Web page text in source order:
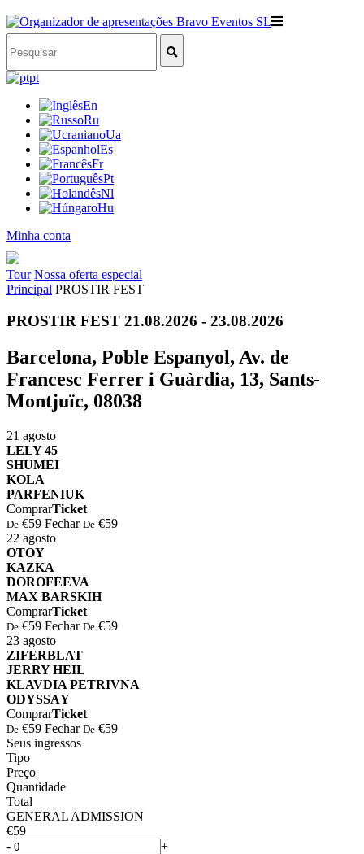
pt
En
Ru
Ua
Es
Fr
Pt
Nl
Hu
Minha conta
Tour Nossa oferta especial
Principal PROSTIR FEST
PROSTIR FEST 21.08.2026 - 23.08.2026
Barcelona, Poble Espanyol, Av. de
Francesc Ferrer i Guàrdia, 13, Sants-
Montjuïc, 08038
21 agosto
⁠⁠LELY 45
⁠SHUMEI
⁠KOLA
⁠⁠PARFENIUK
ComprarTicket
De €59 Fechar De €59
22 agosto
OTOY
KAZKA
DOROFEEVA
MAX BARSKIH
ComprarTicket
De €59 Fechar De €59
23 agosto
⁠ZIFERBLAT
⁠JERRY HEIL
⁠⁠KLAVDIA PETRIVNA
⁠ODYSSАY
ComprarTicket
De €59 Fechar De €59
Seus ingressos
Tipo
Preço
Quantidade
Total
GENERAL ADMISSION
€59
-
+